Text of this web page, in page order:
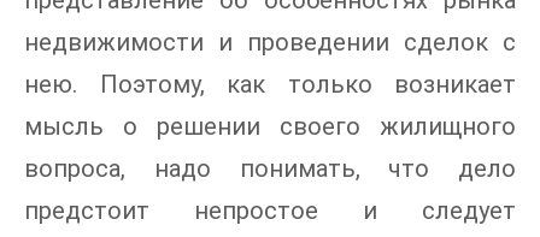
недвижимости и проведении сделок с
нею. Поэтому, как только возникает
мысль о решении своего жилищного
вопроса, надо понимать, что дело
предстоит непростое и следует